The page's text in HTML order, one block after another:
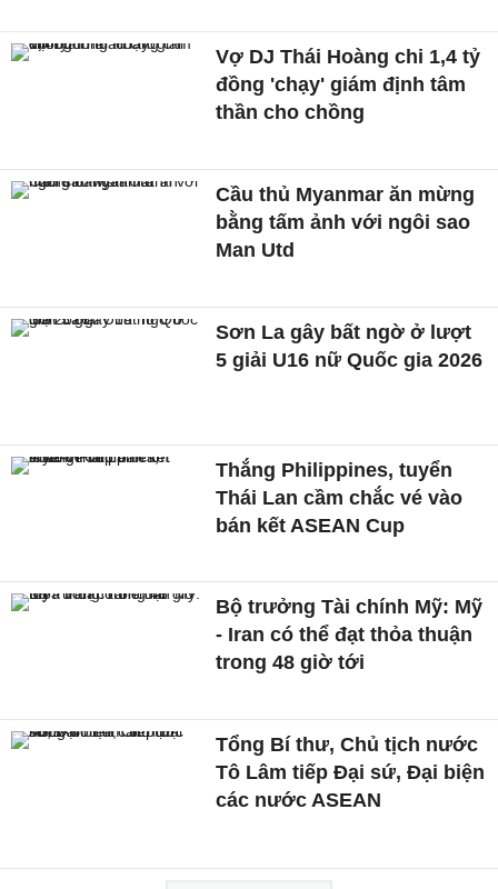
Vợ DJ Thái Hoàng chi 1,4 tỷ
đồng 'chạy' giám định tâm
thần cho chồng
Cầu thủ Myanmar ăn mừng
bằng tấm ảnh với ngôi sao
Man Utd
Sơn La gây bất ngờ ở lượt
5 giải U16 nữ Quốc gia 2026
Thắng Philippines, tuyển
Thái Lan cầm chắc vé vào
bán kết ASEAN Cup
Bộ trưởng Tài chính Mỹ: Mỹ
- Iran có thể đạt thỏa thuận
trong 48 giờ tới
Tổng Bí thư, Chủ tịch nước
Tô Lâm tiếp Đại sứ, Đại biện
các nước ASEAN